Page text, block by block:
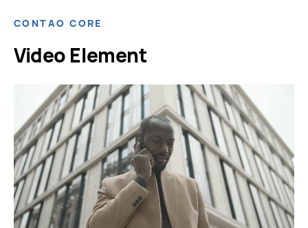
CONTAO CORE
Video Element